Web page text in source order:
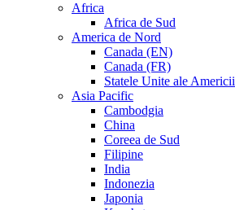
Africa
Africa de Sud
America de Nord
Canada (EN)
Canada (FR)
Statele Unite ale Americii
Asia Pacific
Cambodgia
China
Coreea de Sud
Filipine
India
Indonezia
Japonia